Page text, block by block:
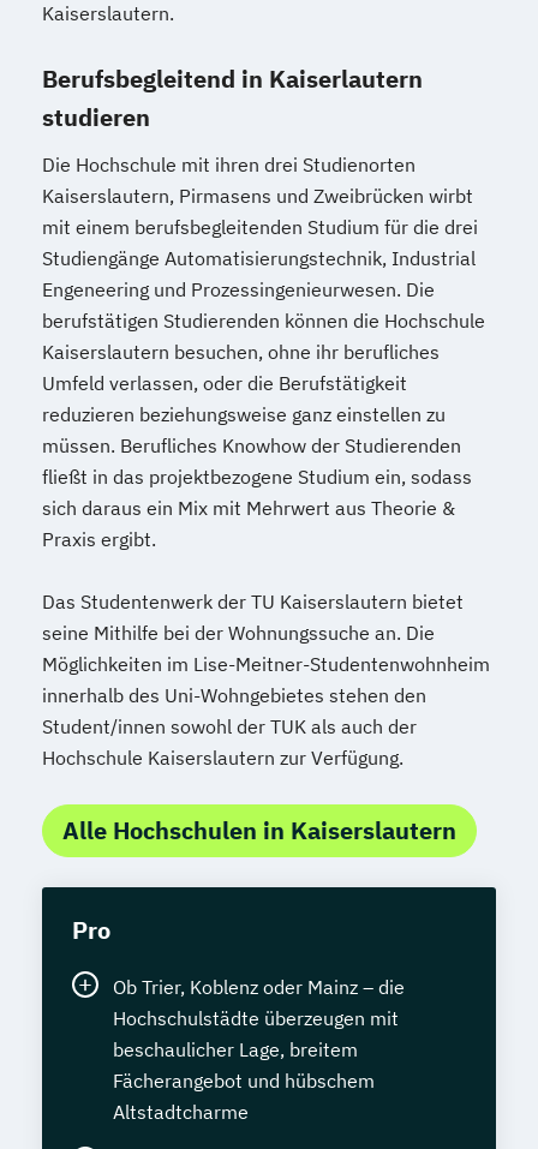
Kaiserslautern.
Berufsbegleitend in Kaiserlautern
studieren
Die Hochschule mit ihren drei Studienorten
Kaiserslautern, Pirmasens und Zweibrücken wirbt
mit einem berufsbegleitenden Studium für die drei
Studiengänge Automatisierungstechnik, Industrial
Engeneering und Prozessingenieurwesen. Die
berufstätigen Studierenden können die Hochschule
Kaiserslautern besuchen, ohne ihr berufliches
Umfeld verlassen, oder die Berufstätigkeit
reduzieren beziehungsweise ganz einstellen zu
müssen. Berufliches Knowhow der Studierenden
fließt in das projektbezogene Studium ein, sodass
sich daraus ein Mix mit Mehrwert aus Theorie &
Praxis ergibt.
Das Studentenwerk der TU Kaiserslautern bietet
seine Mithilfe bei der Wohnungssuche an. Die
Möglichkeiten im Lise-Meitner-Studentenwohnheim
innerhalb des Uni-Wohngebietes stehen den
Student/innen sowohl der TUK als auch der
Hochschule Kaiserslautern zur Verfügung.
Alle Hochschulen in Kaiserslautern
Pro
Ob Trier, Koblenz oder Mainz – die
Hochschulstädte überzeugen mit
beschaulicher Lage, breitem
Fächerangebot und hübschem
Altstadtcharme